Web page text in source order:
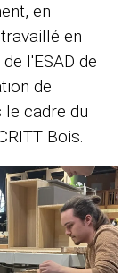
en
en
l'ESAD de
de
le cadre du
Bois.